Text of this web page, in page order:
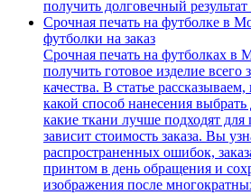
получить долговечный
Срочная печать на футболке в
футболки на заказ
Срочная печать на футболках в
получить готовое изделие всего
качества. В статье
какой способ нанесения
какие ткани лучше подходят для
зависит стоимость заказа. Вы
распространенных ошибок,
принтом в день обращения и
изображения после